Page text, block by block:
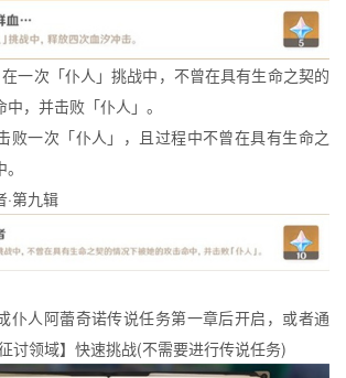
一次「仆人」挑战中，不曾在具有生命之契的
，并击败「仆人」。
败一次「仆人」，且过程中不曾在具有生命之
第九辑
仆人阿蕾奇诺传说任务第一章后开启，或者通
讨领域】快速挑战(不需要进行传说任务)